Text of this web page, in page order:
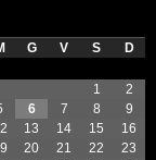
G V S D
1
2
6 7 8
9
13 14 15
16
20 21 22
23